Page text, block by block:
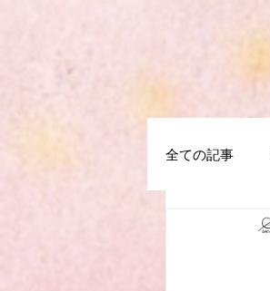
全ての記事
2021年7月